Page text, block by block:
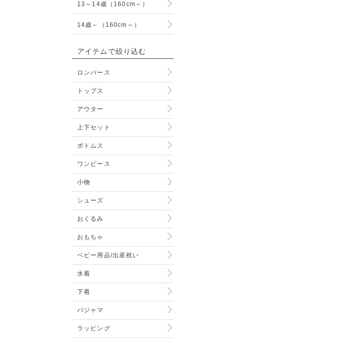
13～14歳（160cm～）
14歳～（160cm～）
アイテムで絞り込む
ロンパース
トップス
アウター
上下セット
ボトムス
ワンピース
小物
シューズ
おくるみ
おもちゃ
ベビー用品/出産祝い
水着
下着
パジャマ
ラッピング